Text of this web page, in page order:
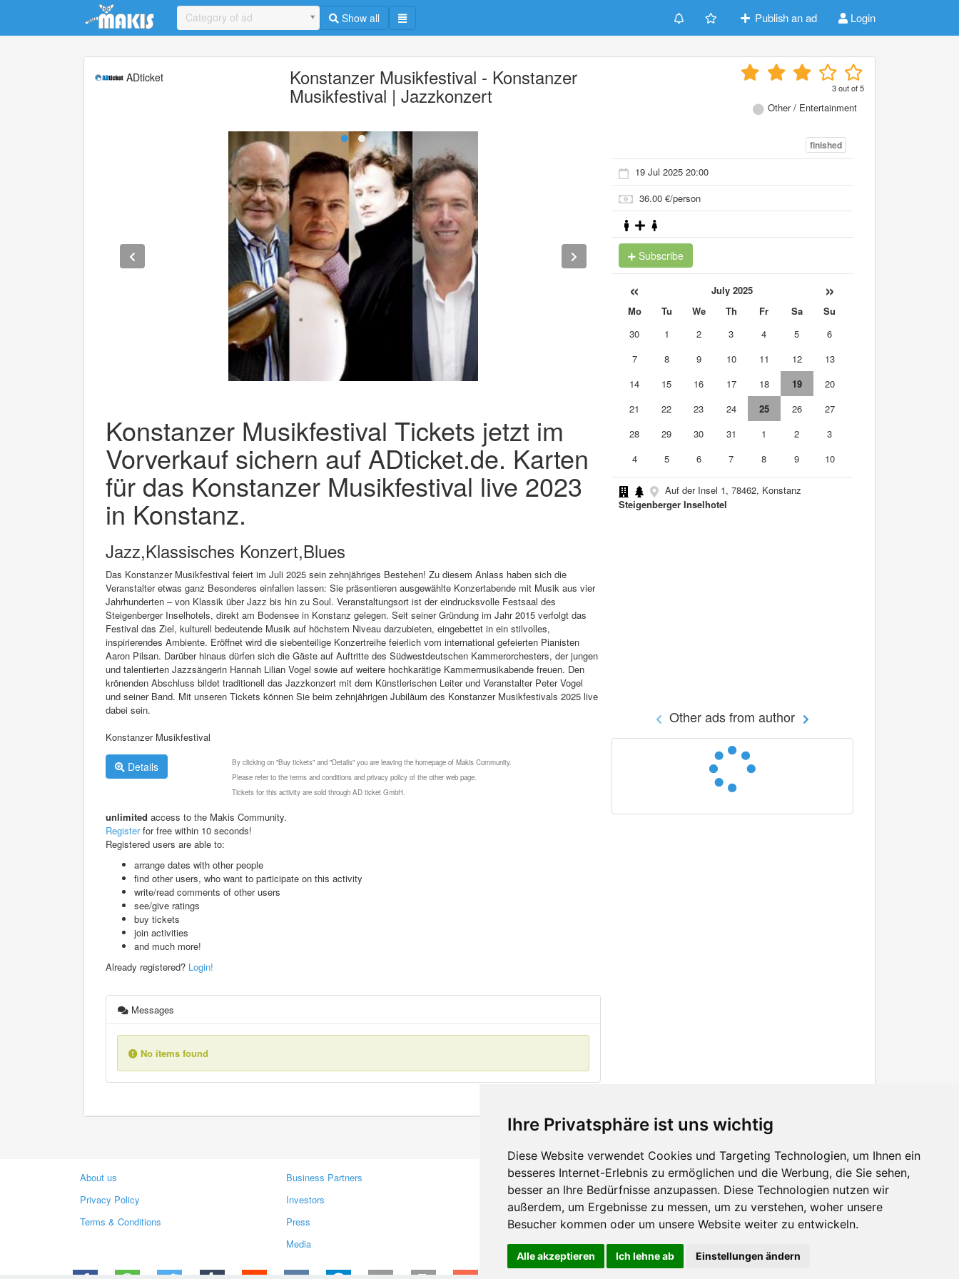
Ihre Privatsphäre ist uns wichtig
Diese Website verwendet Cookies und Targeting Technologien, um Ihnen ein
besseres Internet-Erlebnis zu ermöglichen und die Werbung, die Sie sehen,
besser an Ihre Bedürfnisse anzupassen. Diese Technologien nutzen wir
außerdem, um Ergebnisse zu messen, um zu verstehen, woher unsere
Besucher kommen oder um unsere Website weiter zu entwickeln.
Alle akzeptieren Ich lehne ab Einstellungen ändern
Update cookies preferences
Category of ad Show all Publish an ad Login
ADticket Konstanzer Musikfestival - Konstanzer
Musikfestival | Jazzkonzert 3out of5
Other / Entertainment
Konstanzer Musikfestival Tickets jetzt im
Vorverkauf sichern auf ADticket.de. Karten
für das Konstanzer Musikfestival live 2023
in Konstanz.
Jazz,Klassisches Konzert,Blues
Das Konstanzer Musikfestival feiert im Juli 2025 sein zehnjähriges Bestehen! Zu diesem Anlass haben sich die
Veranstalter etwas ganz Besonderes einfallen lassen: Sie präsentieren ausgewählte Konzertabende mit Musik aus vier
Jahrhunderten – von Klassik über Jazz bis hin zu Soul. Veranstaltungsort ist der eindrucksvolle Festsaal des
Steigenberger Inselhotels, direkt am Bodensee in Konstanz gelegen. Seit seiner Gründung im Jahr 2015 verfolgt das
Festival das Ziel, kulturell bedeutende Musik auf höchstem Niveau darzubieten, eingebettet in ein stilvolles,
inspirierendes Ambiente. Eröffnet wird die siebenteilige Konzertreihe feierlich vom international gefeierten Pianisten
Aaron Pilsan. Darüber hinaus dürfen sich die Gäste auf Auftritte des Südwestdeutschen Kammerorchesters, der jungen
und talentierten Jazzsängerin Hannah Lilian Vogel sowie auf weitere hochkarätige Kammermusikabende freuen. Den
krönenden Abschluss bildet traditionell das Jazzkonzert mit dem Künstlerischen Leiter und Veranstalter Peter Vogel
und seiner Band. Mit unseren Tickets können Sie beim zehnjährigen Jubiläum des Konstanzer Musikfestivals 2025 live
dabei sein.
Konstanzer Musikfestival
Details
By clicking on "Buy tickets" and "Details" you are leaving the homepage of Makis Community.
Please refer to the terms and conditions and privacy policy of the other web page.
Tickets for this activity are sold through AD ticket GmbH.
unlimited access to the Makis Community.
Registerfor free within 10 seconds!
Registered users are able to:
arrange dates with other people
find other users, who want to participate on this activity
write/read comments of other users
see/give ratings
buy tickets
join activities
and much more!
Already registered? Login!
Messages
No items found
finished
19 Jul 2025 20:00
36.00 €/person
Subscribe
« July 2025 »
Mo Tu We Th Fr Sa
Su
30
1 2 3 4 5
6
7
8 9 10 11 12
13
14
15 16 17 18 19
20
21
22 23 24 25 26
27
28
29 30 31 1 2
3
4
5 6 7 8 9 10
Auf der Insel 1, 78462, Konstanz
Steigenberger Inselhotel
Other ads from author
About us
Privacy Policy
Terms & Conditions
Business Partners
Investors
Press
Media
Contacts
Feedback
Report A Bug
Facebook
Twitter
YouTube